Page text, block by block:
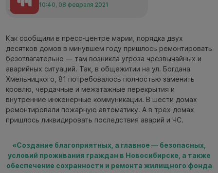
10:40, 08 февраля 2021
Как сообщили в пресс-центре мэрии, порядка двух
десятков домов в минувшем году пришлось ремонтировать
безотлагательно — там возникла угроза чрезвычайных и
аварийных ситуаций. Так, в общежитии на ул. Богдана
Хмельницкого, 81 потребовалось полностью заменить
кровлю, чердачные и межэтажные перекрытия и
внутренние инженерные коммуникации. В шести домах
ремонтировали пожарную автоматику. А в трёх домах
пришлось ликвидировать последствия аварий и ЧС.
«Создание благоприятных, а главное — безопасных,
условий проживания граждан в Новосибирске, а также
обеспечение сохранности и ремонта жилищного фонда